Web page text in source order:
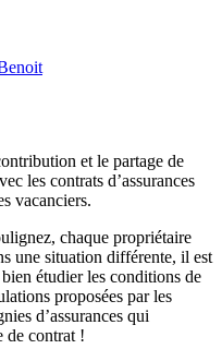
et le partage de
les contrats d’assurances
vacanciers.
chaque propriétaire
une situation différente, il est
étudier les conditions de
proposées par les
d’assurances qui
de contrat !